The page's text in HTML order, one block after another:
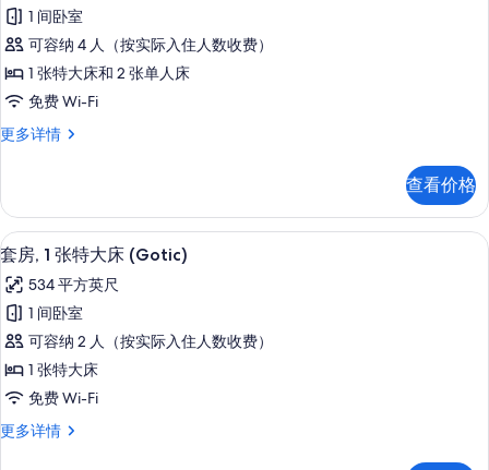
有
照
片
更
多
信
息
庭
房,
多
床,
台
的
所
有
照
片
1 间卧室
可容纳 4 人（按实际入住人数收费）
1 张特大床和 2 张单人床
免费 Wi-Fi
更多详情
家
张
床,
阳
更
多
信
息
查看价格
显
示
套
房,
1
张
特
大
套房, 1 张特大床 (Gotic) | 埃及棉床单
6
套房, 1 张特大床 (Gotic)
534 平方英尺
1 间卧室
可容纳 2 人（按实际入住人数收费）
1 张特大床
免费 Wi-Fi
更多详情
套